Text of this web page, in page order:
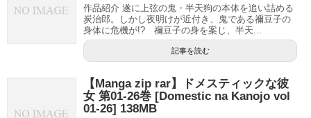
作品紹介 遂に上弦の鬼・半天狗の本体を追い詰める
炭治郎。しかし夜明けが近付き、鬼である禰豆子の
身体に危機が!? 禰豆子の身を案じ、半天...
記事を読む
【Manga zip rar】ドメスティックな彼
女 第01-26巻 [Domestic na Kanojo vol
01-26] 138MB